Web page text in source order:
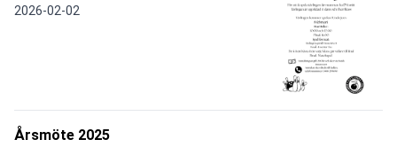
2026-02-02
Årsmöte 2025